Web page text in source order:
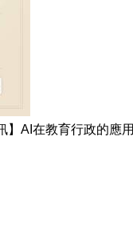
】AI在教育行政的應用